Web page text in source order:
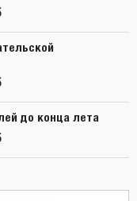
до конца лета